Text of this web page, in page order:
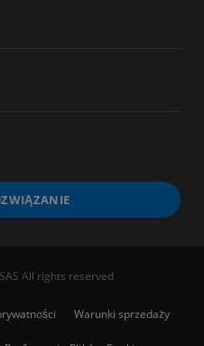
All rights reserved
Warunki sprzedaży